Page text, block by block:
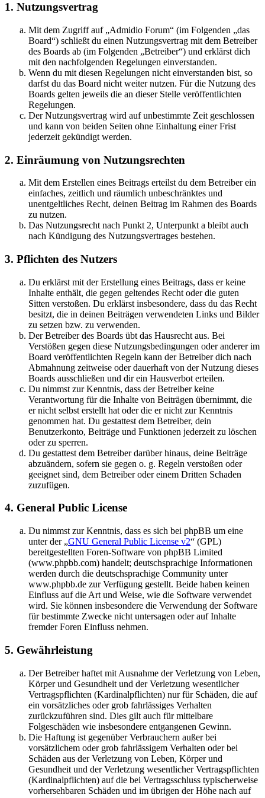
1. Nutzungsvertrag
Mit dem Zugriff auf „Admidio Forum“ (im Folgenden „das
Board“) schließt du einen Nutzungsvertrag mit dem Betreiber
des Boards ab (im Folgenden „Betreiber“) und erklärst dich
mit den nachfolgenden Regelungen einverstanden.
Wenn du mit diesen Regelungen nicht einverstanden bist, so
darfst du das Board nicht weiter nutzen. Für die Nutzung des
Boards gelten jeweils die an dieser Stelle veröffentlichten
Regelungen.
Der Nutzungsvertrag wird auf unbestimmte Zeit geschlossen
und kann von beiden Seiten ohne Einhaltung einer Frist
jederzeit gekündigt werden.
2. Einräumung von Nutzungsrechten
Mit dem Erstellen eines Beitrags erteilst du dem Betreiber ein
einfaches, zeitlich und räumlich unbeschränktes und
unentgeltliches Recht, deinen Beitrag im Rahmen des Boards
zu nutzen.
Das Nutzungsrecht nach Punkt 2, Unterpunkt a bleibt auch
nach Kündigung des Nutzungsvertrages bestehen.
3. Pflichten des Nutzers
Du erklärst mit der Erstellung eines Beitrags, dass er keine
Inhalte enthält, die gegen geltendes Recht oder die guten
Sitten verstoßen. Du erklärst insbesondere, dass du das Recht
besitzt, die in deinen Beiträgen verwendeten Links und Bilder
zu setzen bzw. zu verwenden.
Der Betreiber des Boards übt das Hausrecht aus. Bei
Verstößen gegen diese Nutzungsbedingungen oder anderer im
Board veröffentlichten Regeln kann der Betreiber dich nach
Abmahnung zeitweise oder dauerhaft von der Nutzung dieses
Boards ausschließen und dir ein Hausverbot erteilen.
Du nimmst zur Kenntnis, dass der Betreiber keine
Verantwortung für die Inhalte von Beiträgen übernimmt, die
er nicht selbst erstellt hat oder die er nicht zur Kenntnis
genommen hat. Du gestattest dem Betreiber, dein
Benutzerkonto, Beiträge und Funktionen jederzeit zu löschen
oder zu sperren.
Du gestattest dem Betreiber darüber hinaus, deine Beiträge
abzuändern, sofern sie gegen o. g. Regeln verstoßen oder
geeignet sind, dem Betreiber oder einem Dritten Schaden
zuzufügen.
4. General Public License
Du nimmst zur Kenntnis, dass es sich bei phpBB um eine
unter der „GNU General Public License v2“ (GPL)
bereitgestellten Foren-Software von phpBB Limited
(www.phpbb.com) handelt; deutschsprachige Informationen
werden durch die deutschsprachige Community unter
www.phpbb.de zur Verfügung gestellt. Beide haben keinen
Einfluss auf die Art und Weise, wie die Software verwendet
wird. Sie können insbesondere die Verwendung der Software
für bestimmte Zwecke nicht untersagen oder auf Inhalte
fremder Foren Einfluss nehmen.
5. Gewährleistung
Der Betreiber haftet mit Ausnahme der Verletzung von Leben,
Körper und Gesundheit und der Verletzung wesentlicher
Vertragspflichten (Kardinalpflichten) nur für Schäden, die auf
ein vorsätzliches oder grob fahrlässiges Verhalten
zurückzuführen sind. Dies gilt auch für mittelbare
Folgeschäden wie insbesondere entgangenen Gewinn.
Die Haftung ist gegenüber Verbrauchern außer bei
vorsätzlichem oder grob fahrlässigem Verhalten oder bei
Schäden aus der Verletzung von Leben, Körper und
Gesundheit und der Verletzung wesentlicher Vertragspflichten
(Kardinalpflichten) auf die bei Vertragsschluss typischerweise
vorhersehbaren Schäden und im übrigen der Höhe nach auf